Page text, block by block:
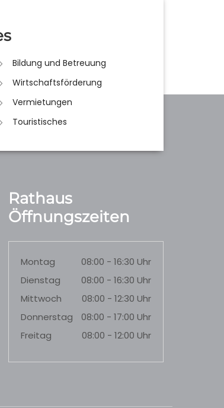
Bildung und Betreuung
Wirtschaftsförderung
Vermietungen
Touristisches
Rathaus
Öffnungszeiten
Montag
08:00 - 16:30 Uhr
Dienstag
08:00 - 16:30 Uhr
Mittwoch
08:00 - 12:30 Uhr
Donnerstag
08:00 - 17:00 Uhr
Freitag
08:00 - 12:00 Uhr